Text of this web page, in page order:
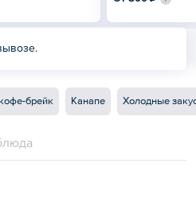
брейк Канапе Холодные